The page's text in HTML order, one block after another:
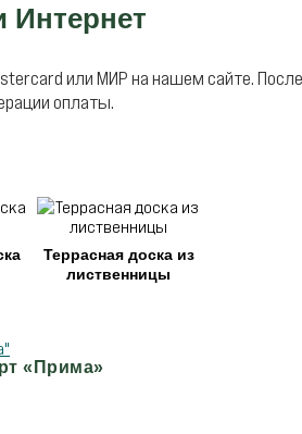
Интернет
или МИР на нашем сайте.
оплаты.
Террасная доска из
лиственницы
«Прима»